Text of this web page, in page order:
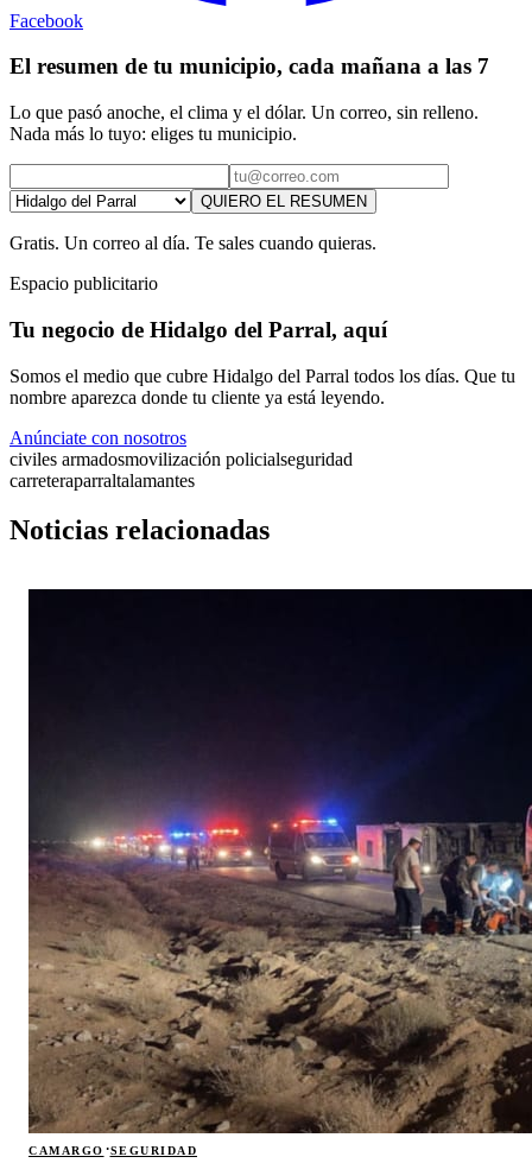
Facebook
El resumen de tu municipio, cada mañana a las 7
Lo que pasó anoche, el clima y el dólar. Un correo, sin relleno.
Nada más lo tuyo: eliges tu municipio.
QUIERO EL RESUMEN
Gratis. Un correo al día. Te sales cuando quieras.
Espacio publicitario
Tu negocio de Hidalgo del Parral, aquí
Somos el medio que cubre Hidalgo del Parral todos los días. Que tu
nombre aparezca donde tu cliente ya está leyendo.
Anúnciate con nosotros
civiles armadosmovilización policialseguridad
carreteraparraltalamantes
Noticias relacionadas
CAMARGO ·SEGURIDAD